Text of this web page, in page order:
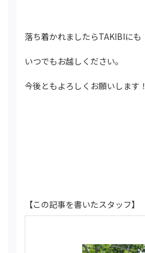
落ち着かれましたらTAKIBIにも
いつでもお越しください。
今後ともよろしくお願いします！
【この記事を書いたスタッフ】